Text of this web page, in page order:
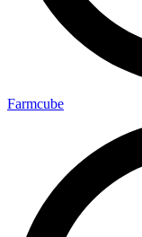
Farmcube